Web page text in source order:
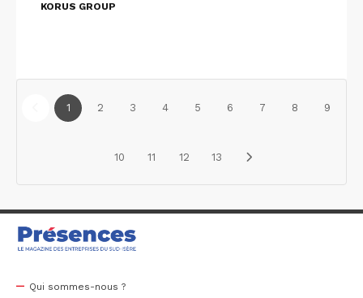
KORUS GROUP
1 2 3 4 5 6 7 8 9
10 11 12 13
Qui sommes-nous ?